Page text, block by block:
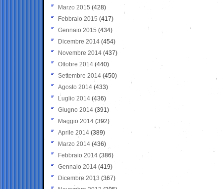
Marzo 2015 (428)
Febbraio 2015 (417)
Gennaio 2015 (434)
Dicembre 2014 (454)
Novembre 2014 (437)
Ottobre 2014 (440)
Settembre 2014 (450)
Agosto 2014 (433)
Luglio 2014 (436)
Giugno 2014 (391)
Maggio 2014 (392)
Aprile 2014 (389)
Marzo 2014 (436)
Febbraio 2014 (386)
Gennaio 2014 (419)
Dicembre 2013 (367)